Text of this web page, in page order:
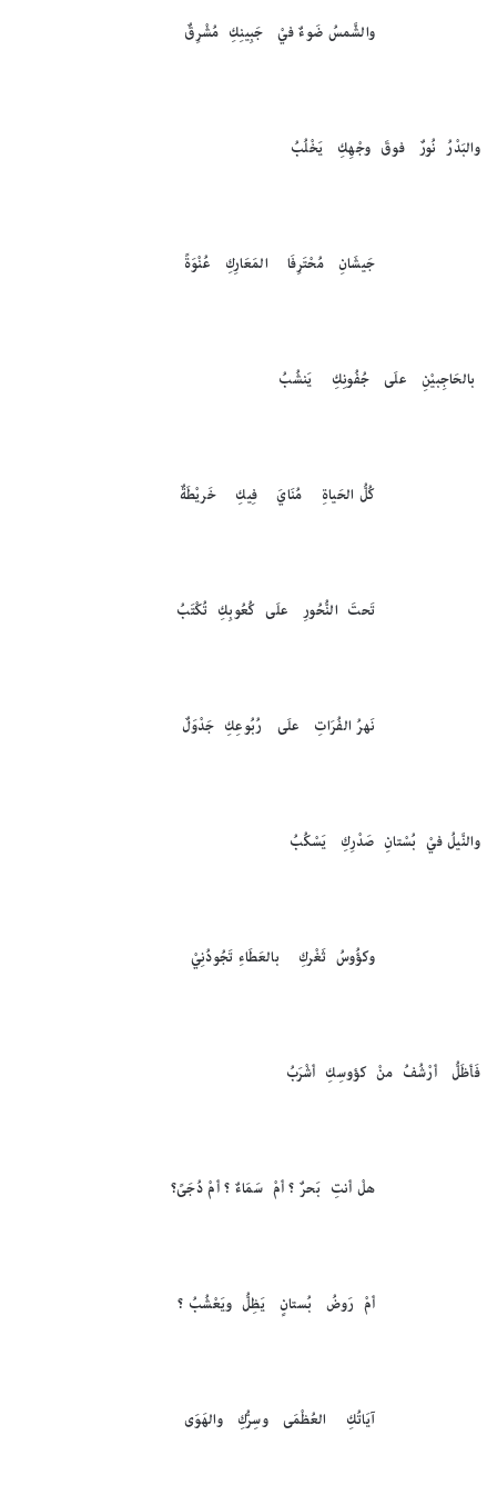
والشَّمسُ ضَوءٌ فيْ جَبِينِكِ مُشْرِقٌ
والبَدْرُ نُورٌ فوقَ وجْهِكِ يَخْلُبُ
جَيشَانِ مُحْتَرِفَا المَعَارِكِ عُنْوَةً
بالحَاجِبيْنِ علَى جُفُونِكِ يَنشُبُ
كُلُّ الحَياةِ مُنَايَ فِيكِ خَريْطَةٌ
تَحتَ النُّحُورِ علَى كُعُوبِكِ تُكْتَبُ
نَهرُ الفُرَاتِ علَى رُبُوعِكِ جَدْوَلٌ
والنَّيلُ فيْ بُسْتانِ صَدْرِكِ يَسْكُبُ
وكؤُوسُ ثَغْركِ بالعَطَاءِ تَجُودُنِيْ
فَأظَلُّ أرْشُفُ منْ كؤوسِكِ أشْرَبُ
هلْ أنتِ بَحرٌ ؟ أمْ سَمَاءٌ ؟ أمْ دُجَىً؟
أمْ رَوضُ بُستانٍ يَظِلُّ ويَعْشُبُ ؟
آيَاتُكِ العُظْمَى وسِرُّكِ والهَوَى